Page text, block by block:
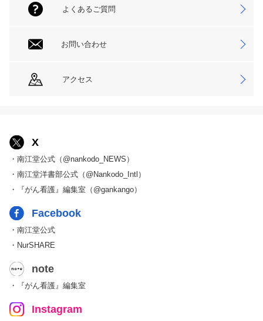
よくあるご質問
お問い合わせ
アクセス
X
・南江堂公式（@nankodo_NEWS）
・南江堂洋書部公式（@Nankodo_Intl）
・『がん看護』編集室（@gankango）
Facebook
・南江堂公式
・NurSHARE
note
・『がん看護』編集室
Instagram